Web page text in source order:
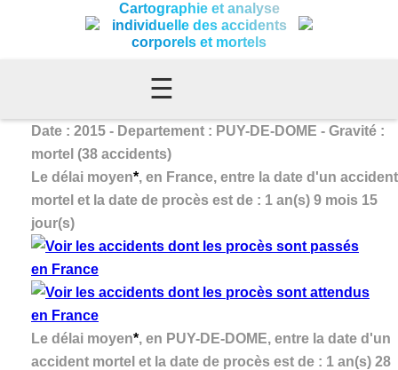
Cartographie et analyse
individuelle des accidents
corporels et mortels
☰
Date : 2015 - Departement : PUY-DE-DOME - Gravité :
mortel (38 accidents)
Le délai moyen*, en France, entre la date d'un accident
mortel et la date de procès est de : 1 an(s) 9 mois 15
jour(s)
Le délai moyen*, en PUY-DE-DOME, entre la date d'un
accident mortel et la date de procès est de : 1 an(s) 28